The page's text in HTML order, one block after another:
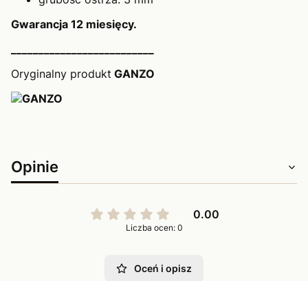
Gwarancja 12 miesięcy.
Oryginalny produkt GANZO
Opinie
0.00
Liczba ocen: 0
Oceń i opisz